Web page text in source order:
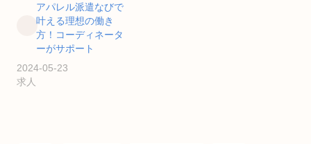
アパレル派遣なびで
叶える理想の働き
方！コーディネータ
ーがサポート
2024-05-23
求人